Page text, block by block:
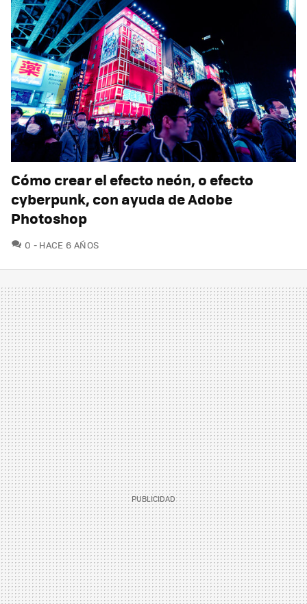
Cómo crear el efecto neón, o efecto
cyberpunk, con ayuda de Adobe
Photoshop
0 COMENTARIOS
HACE 6 AÑOS